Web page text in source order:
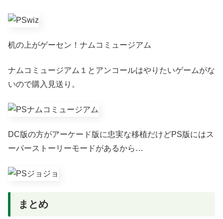
机の上がゲーセン！ナムコミュージアム
ナムコミュージアム１とアンコールはやりたいゲームがな
いので購入見送り。
DC版の方がアーケード版に忠実な移植だけどPS版にはス
ーパーストーリーモードがあるから…
まとめ